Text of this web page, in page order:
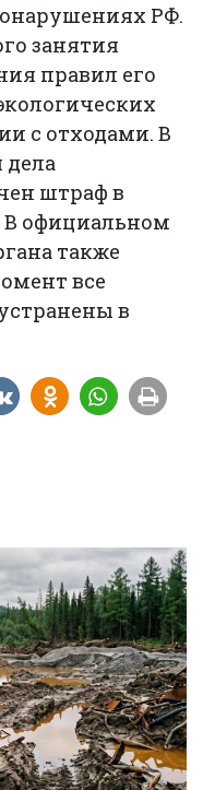
РФ.
занятия
правил его
с отходами. В
дела
штраф в
В официальном
также
все
в